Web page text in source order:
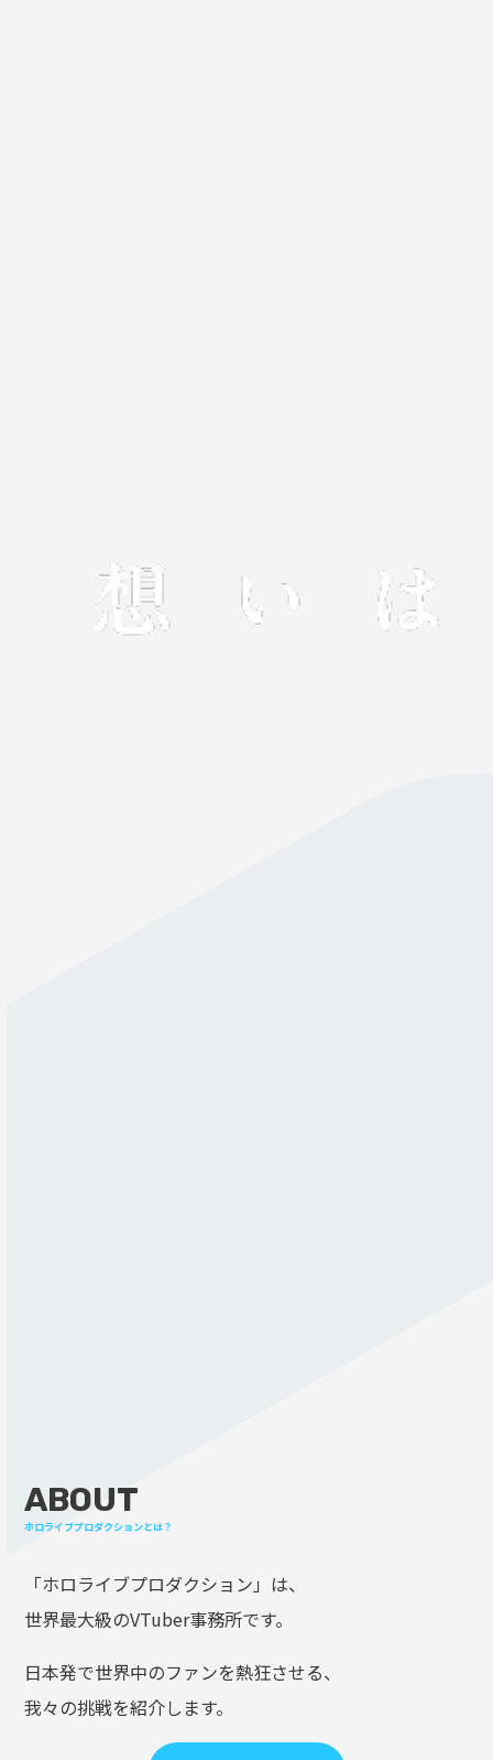
ABOUT
ホロライブプロダクションとは？
「ホロライブプロダクション」は、
世界最大級のVTuber事務所です。
日本発で世界中のファンを熱狂させる、
我々の挑戦を紹介します。